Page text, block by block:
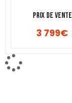
Prix de vente
3 799€